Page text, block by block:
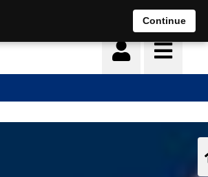
Deutsch français
Continue